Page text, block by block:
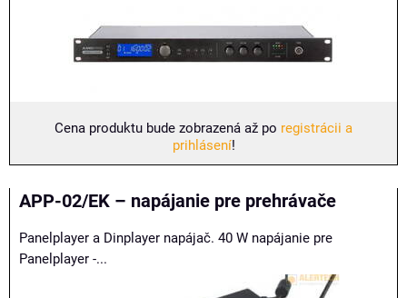
Cena produktu bude zobrazená až po registrácii a
prihlásení!
APP-02/EK – napájanie pre prehrávače
Panelplayer a Dinplayer napájač. 40 W napájanie pre
Panelplayer -...